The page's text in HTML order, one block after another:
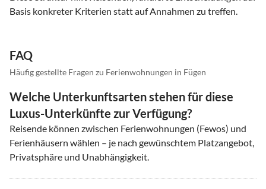
Basis konkreter Kriterien statt auf Annahmen zu treffen.
FAQ
Häufig gestellte Fragen zu Ferienwohnungen in Fügen
Welche Unterkunftsarten stehen für diese
Luxus-Unterkünfte zur Verfügung?
Reisende können zwischen Ferienwohnungen (Fewos) und
Ferienhäusern wählen – je nach gewünschtem Platzangebot,
Privatsphäre und Unabhängigkeit.